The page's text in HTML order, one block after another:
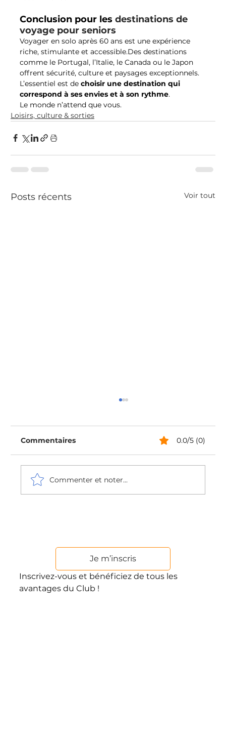
Je m’inscris
Inscrivez-vous et bénéficiez de tous les
avantages du Club !
Conclusion pour les destinations de
voyage pour seniors
Voyager en solo après 60 ans est une expérience
riche, stimulante et accessible.Des destinations
comme le Portugal, l’Italie, le Canada ou le Japon
offrent sécurité, culture et paysages exceptionnels.
L’essentiel est de choisir une destination qui
correspond à ses envies et à son rythme.
Le monde n’attend que vous.
Loisirs, culture & sorties
Posts récents Voir tout
Commentaires 0.0/5 (0)
Commenter et noter...